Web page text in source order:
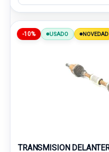
-10% USADO NOVEDAD
TRANSMISION